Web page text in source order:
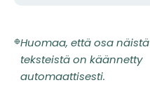
Huomaa, että osa näistä
teksteistä on käännetty
automaattisesti.